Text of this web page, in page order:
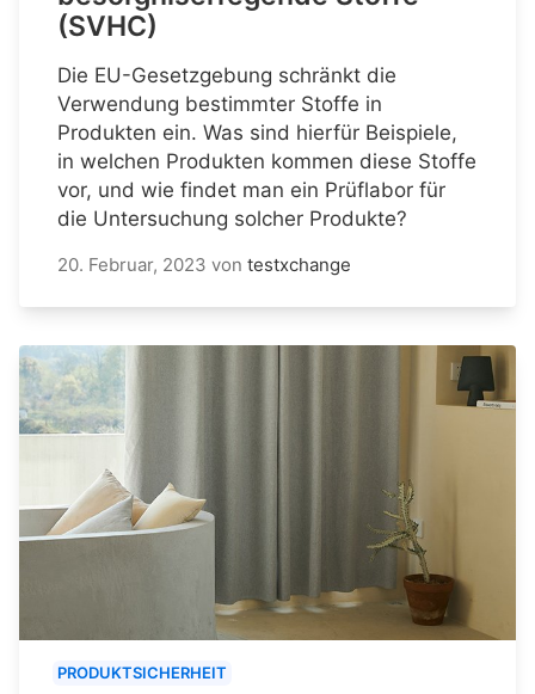
(SVHC)
Die EU-Gesetzgebung schränkt die
Verwendung bestimmter Stoffe in
Produkten ein. Was sind hierfür Beispiele,
in welchen Produkten kommen diese Stoffe
vor, und wie findet man ein Prüflabor für
die Untersuchung solcher Produkte?
20. Februar, 2023 von testxchange
PRODUKTSICHERHEIT